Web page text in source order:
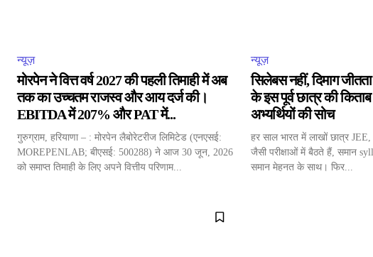
न्यूज़
मोरपेन ने वित्त वर्ष 2027 की पहली तिमाही में अब
तक का उच्चतम राजस्व और आय दर्ज की।
EBITDA में 207% और PAT में...
गुरुग्राम, हरियाणा – : मोरपेन लैबोरेटरीज लिमिटेड (एनएसई:
MOREPENLAB; बीएसई: 500288) ने आज 30 जून, 2026
को समाप्त तिमाही के लिए अपने वित्तीय परिणाम...
न्यूज़
सिलेबस नहीं, दिमाग
के इस पूर्व छात्र की
अभ्यर्थियों की सोच
हर साल भारत में लाखों छात्र
जैसी परीक्षाओं में बैठते हैं, समान
समान मेहनत के साथ। फिर...